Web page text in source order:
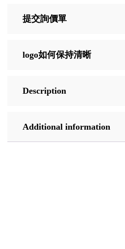
提交詢價單
logo如何保持清晰
Description
Additional information